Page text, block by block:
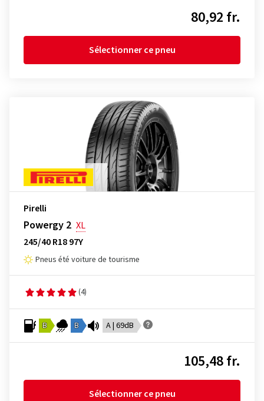
80,92 fr.
Sélectionner ce pneu
Pirelli
Powergy 2 XL
245/40 R18 97Y
Pneus été voiture de tourisme
(4)
B B A | 69dB
105,48 fr.
Sélectionner ce pneu